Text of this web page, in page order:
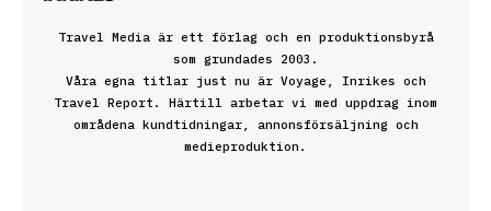
Travel Media är ett förlag och en produktionsbyrå
som grundades 2003.
Våra egna titlar just nu är Voyage, Inrikes och
Travel Report. Härtill arbetar vi med uppdrag inom
områdena kundtidningar, annonsförsäljning och
medieproduktion.